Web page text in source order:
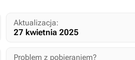
Aktualizacja:
27 kwietnia 2025
Problem z pobieraniem?